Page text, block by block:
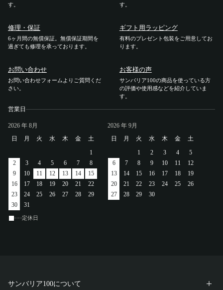
よくあるご質問・お問い合わせ
アカウント
会社概要
プライバシーポリシー
サイトポリシー
す。
す。
修理・保証
6ヶ月間の無償保証。無償保証期間を
過ぎても修理を承っております。
ギフト用ラッピング
有料のプレゼント包装をご用意してお
ります。
お問い合わせ
お問い合わせフォームよりご質問くだ
さい。
お客様の声
サンバリア100の商品を使っている方
の評価や使用感などを紹介していま
す。
営業日
2026 年 8月
日
月 火 水 木 金
土
1
2
3 4 5 6 7
8
9
10 11 12 13 14
15
16
17 18 19 20 21
22
23
24 25 26 27 28
29
30
31
2026 年 9月
日
月 火 水 木 金
土
1
2 3 4
5
6
7 8 9 10 11
12
13
14 15 16 17 18
19
20
21 22 23 24 25
26
27
28 29 30
定休日
サンバリア100について